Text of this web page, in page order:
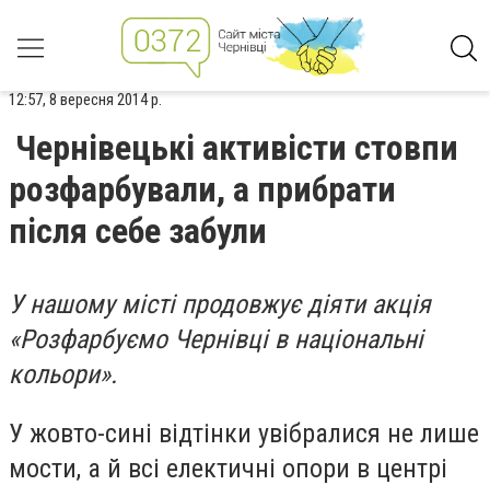
12:57, 8 вересня 2014 р.
Чернівецькі активісти стовпи
розфарбували, а прибрати
після себе забули
У нашому місті продовжує діяти акція
«Розфарбуємо Чернівці в національні
кольори».
У жовто-сині відтінки увібралися не лише
мости, а й всі електичні опори в центрі